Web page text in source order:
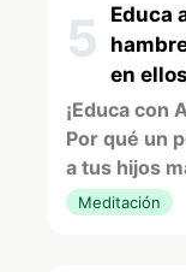
5
Educa
en ellos
¡Educa con
Por qué un
a tus hijos
Meditación